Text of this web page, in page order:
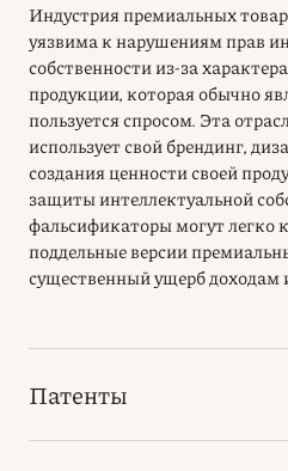
Индустрия премиальных
уязвима к нарушениям прав
собственности из-за
продукции, которая обычно
пользуется спросом. Эта
использует свой брендинг,
создания ценности своей
защиты интеллектуальной
фальсификаторы могут легко
поддельные версии
существенный ущерб доходам
Патенты